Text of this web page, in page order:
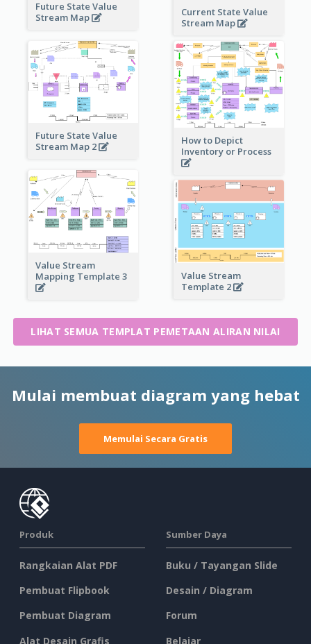
Future State Value
Stream Map
Current State Value
Stream Map
Future State Value
Stream Map 2
How to Depict
Inventory or Process
Value Stream
Mapping Template 3
Value Stream
Template 2
LIHAT SEMUA TEMPLAT PEMETAAN ALIRAN NILAI
Mulai membuat diagram yang hebat
Memulai Secara Gratis
Produk
Rangkaian Alat PDF
Pembuat Flipbook
Pembuat Diagram
Alat Desain Grafis
Sumber Daya
Buku / Tayangan Slide
Desain / Diagram
Forum
Belajar